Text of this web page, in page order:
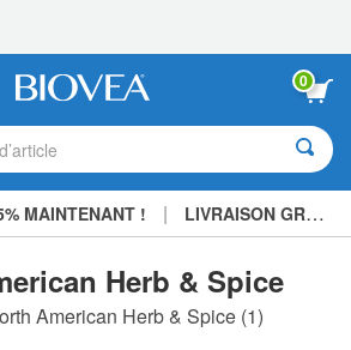
0
MAINTENANT ! | LIVRAISON GRATUITE
Herb & Spice
American Herb & Spice (1)